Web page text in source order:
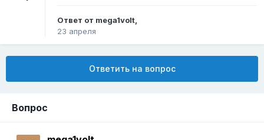
Ответ от mega1volt,
23 апреля
Ответить на вопрос
Вопрос